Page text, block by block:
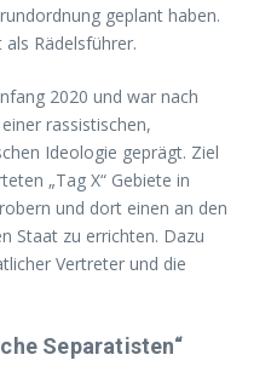
geplant haben.
Rädelsführer.
2020 und war nach
rassistischen,
Ideologie geprägt. Ziel
„Tag X“ Gebiete in
und dort einen an den
Staat zu errichten. Dazu
Vertreter und die
Separatisten“